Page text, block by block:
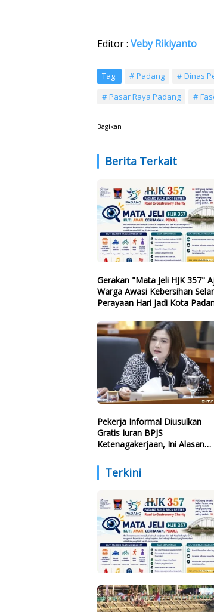
Editor : Veby Rikiyanto
Tag: Padang Dinas
Pasar Raya Padang
Bagikan
Berita Terkait
Gerakan "Mata Jeli HJK 357"
Warga Awasi Kebersihan
Perayaan Hari Jadi Kota
Pekerja Informal Diusulkan
Gratis Iuran BPJS
Ketenagakerjaan, Ini Alasan
Terkini